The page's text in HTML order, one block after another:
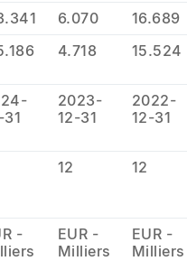
6.070
16.689
4.718 15.524
31
2023-
12-31
2022-
12-31
12 12
-
EUR -
Milliers
EUR -
Milliers